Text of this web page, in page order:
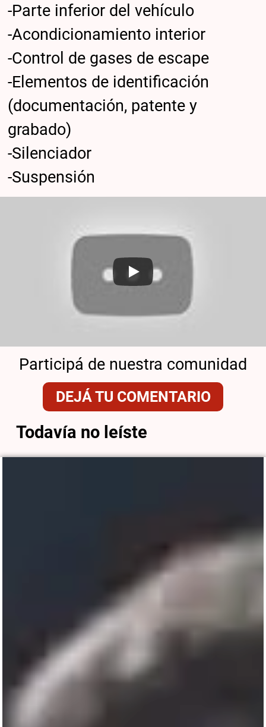
-Parte inferior del vehículo
-Acondicionamiento interior
-Control de gases de escape
-Elementos de identificación
(documentación, patente y
grabado)
-Silenciador
-Suspensión
Participá de nuestra comunidad
DEJÁ TU COMENTARIO
Todavía no leíste